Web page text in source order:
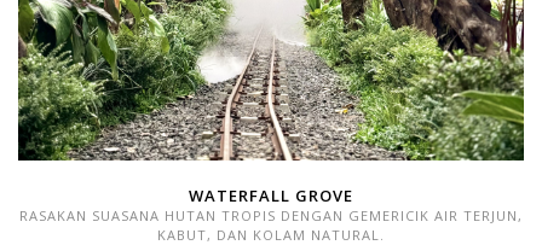
WATERFALL GROVE
RASAKAN SUASANA HUTAN TROPIS DENGAN GEMERICIK AIR TERJUN,
KABUT, DAN KOLAM NATURAL.